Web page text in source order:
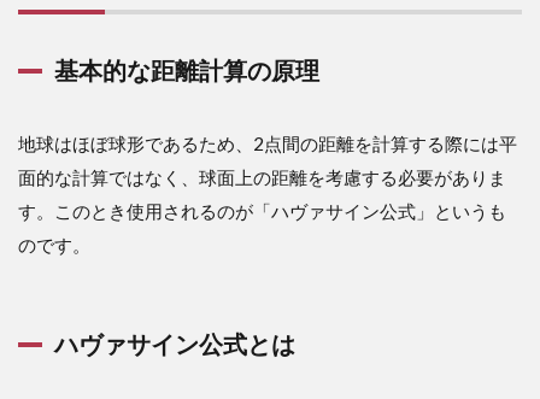
計算
基本
計算
の原
理
ハヴ
とは
基本的な距離計算の原理
地球はほぼ球形であるため、2点間の距離を計算する際には平
面的な計算ではなく、球面上の距離を考慮する必要がありま
す。このとき使用されるのが「ハヴァサイン公式」というも
のです。
ハヴァサイン公式とは